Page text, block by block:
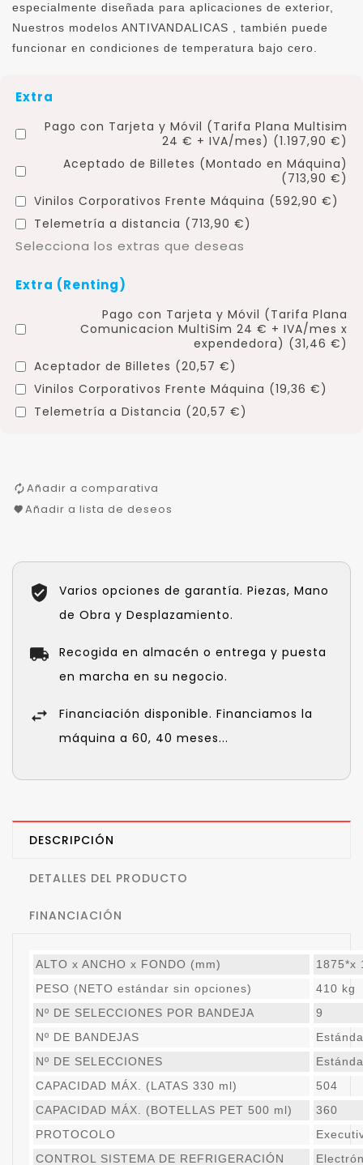
especialmente diseñada para aplicaciones de exterior,
Nuestros modelos ANTIVANDALICAS , también puede
funcionar en condiciones de temperatura bajo cero.
Extra
Pago con Tarjeta y Móvil (Tarifa Plana Multisim
24 € + IVA/mes) (1.197,90 €)
Aceptado de Billetes (Montado en Máquina)
(713,90 €)
Vinilos Corporativos Frente Máquina (592,90 €)
Telemetría a distancia (713,90 €)
Selecciona los extras que deseas
Extra (Renting)
Pago con Tarjeta y Móvil (Tarifa Plana
Comunicacion MultiSim 24 € + IVA/mes x
expendedora) (31,46 €)
Aceptador de Billetes (20,57 €)
Vinilos Corporativos Frente Máquina (19,36 €)
Telemetría a Distancia (20,57 €)
Añadir a comparativa
Añadir a lista de deseos
Varios opciones de garantía. Piezas, Mano
de Obra y Desplazamiento.
Recogida en almacén o entrega y puesta
en marcha en su negocio.
Financiación disponible. Financiamos la
máquina a 60, 40 meses...
DESCRIPCIÓN
DETALLES DEL PRODUCTO
FINANCIACIÓN
ALTO x ANCHO x FONDO (mm)
1875*x
PESO (NETO estándar sin opciones)
410 kg
Nº DE SELECCIONES POR BANDEJA
9
Nº DE BANDEJAS
Nº DE SELECCIONES
CAPACIDAD MÁX. (LATAS 330 ml)
504
CAPACIDAD MÁX. (BOTELLAS PET 500 ml)
360
PROTOCOLO
CONTROL SISTEMA DE REFRIGERACIÓN